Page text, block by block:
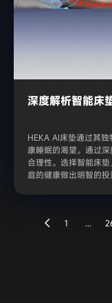
深度解析智能床
HEKA AI床垫通过其
康睡眠的渴望。通过
合理性。选择智能床
庭的健康做出明智的投
1 ...